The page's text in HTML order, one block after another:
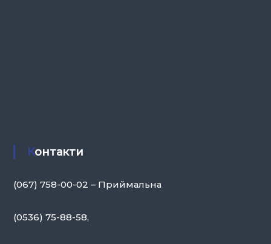
Контакти
(067) 758-00-02 – Приймальна
(0536) 75-88-58,